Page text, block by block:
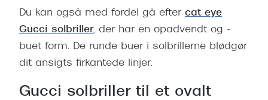
Du kan også med fordel gå efter cat eye
Gucci solbriller, der har en opadvendt og -
buet form. De runde buer i solbrillerne blødgør
dit ansigts firkantede linjer.
Gucci solbriller til et ovalt